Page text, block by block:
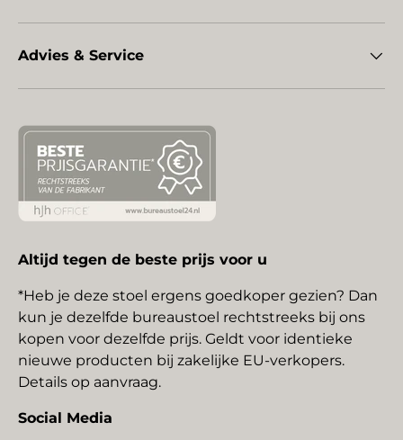
Advies & Service
Altijd tegen de beste prijs voor u
*Heb je deze stoel ergens goedkoper gezien? Dan
kun je dezelfde bureaustoel rechtstreeks bij ons
kopen voor dezelfde prijs. Geldt voor identieke
nieuwe producten bij zakelijke EU-verkopers.
Details op aanvraag.
Social Media